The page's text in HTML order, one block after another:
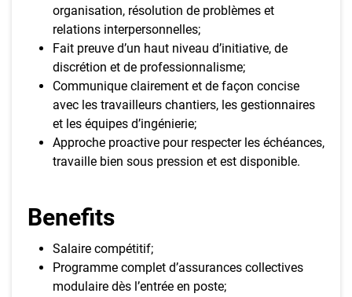
organisation, résolution de problèmes et
relations interpersonnelles;
Fait preuve d’un haut niveau d’initiative, de
discrétion et de professionnalisme;
Communique clairement et de façon concise
avec les travailleurs chantiers, les gestionnaires
et les équipes d’ingénierie;
Approche proactive pour respecter les échéances,
travaille bien sous pression et est disponible.
Benefits
Salaire compétitif;
Programme complet d’assurances collectives
modulaire dès l’entrée en poste;